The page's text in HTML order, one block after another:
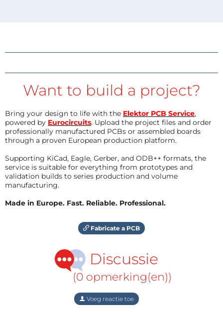
Want to build a project?
Bring your design to life with the Elektor PCB Service,
powered by Eurocircuits. Upload the project files and order
professionally manufactured PCBs or assembled boards
through a proven European production platform.
Supporting KiCad, Eagle, Gerber, and ODB++ formats, the
service is suitable for everything from prototypes and
validation builds to series production and volume
manufacturing.
Made in Europe. Fast. Reliable. Professional.
Fabricate a PCB
Discussie
(0 opmerking(en))
Voeg reactie toe